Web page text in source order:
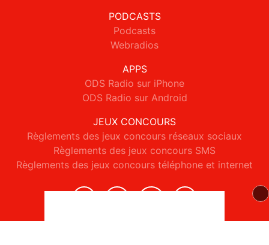
PODCASTS
Podcasts
Webradios
APPS
ODS Radio sur iPhone
ODS Radio sur Android
JEUX CONCOURS
Règlements des jeux concours réseaux sociaux
Règlements des jeux concours SMS
Règlements des jeux concours téléphone et internet